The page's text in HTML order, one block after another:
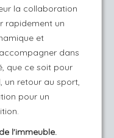
la collaboration
rapidement un
et
dans
que ce soit pour
un retour au sport,
pour un
l'immeuble.